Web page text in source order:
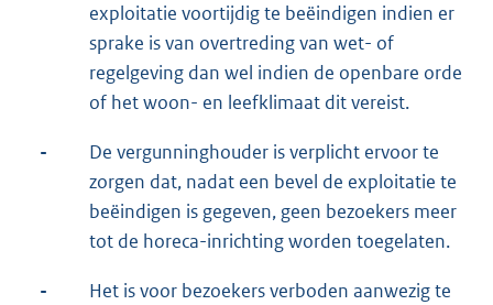
exploitatie voortijdig te beëindigen indien er
sprake is van overtreding van wet- of
regelgeving dan wel indien de openbare orde
of het woon- en leefklimaat dit vereist.
-
De vergunninghouder is verplicht ervoor te
zorgen dat, nadat een bevel de exploitatie te
beëindigen is gegeven, geen bezoekers meer
tot de horeca-inrichting worden toegelaten.
-
Het is voor bezoekers verboden aanwezig te